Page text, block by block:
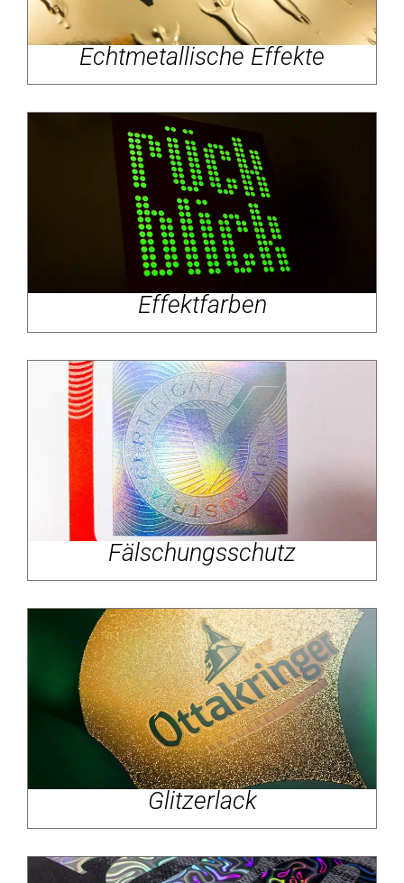
Echtmetallische Effekte
Effektfarben
Fälschungsschutz
Glitzerlack